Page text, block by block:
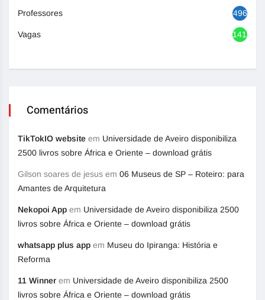
Professores 496
Vagas 1417
Comentários
TikTokIO website em Universidade de Aveiro disponibiliza
2500 livros sobre África e Oriente – download grátis
Gilson soares de jesus em 06 Museus de SP – Roteiro: para
Amantes de Arquitetura
Nekopoi App em Universidade de Aveiro disponibiliza 2500
livros sobre África e Oriente – download grátis
whatsapp plus app em Museu do Ipiranga: História e
Reforma
11 Winner em Universidade de Aveiro disponibiliza 2500
livros sobre África e Oriente – download grátis